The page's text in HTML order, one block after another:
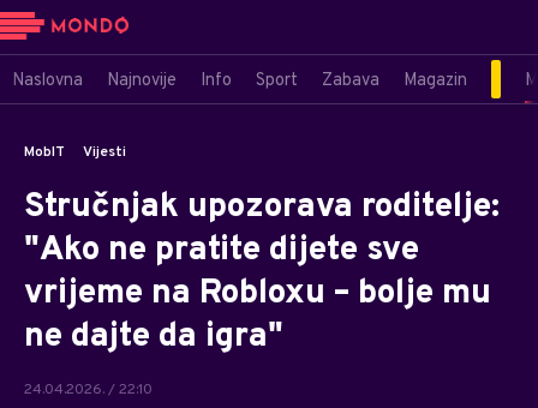
Naslovna Najnovije Info Sport Zabava Magazin
MobIT Vijesti
Stručnjak upozorava roditelje:
"Ako ne pratite dijete sve
vrijeme na Robloxu – bolje mu
ne dajte da igra"
24.04.2026. / 22:10